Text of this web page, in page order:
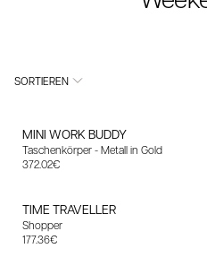
SORTIEREN
MINI WORK BUDDY
Taschenkörper - Metall in Gold
Angebotspreis
372.02€
TIME TRAVELLER
Shopper
Angebotspreis
177.36€